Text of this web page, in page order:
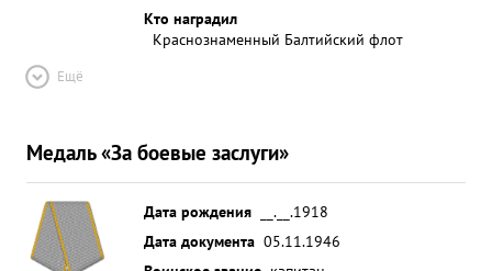
Кто наградил
Краснознаменный Балтийский флот
Ещё
Медаль «За боевые заслуги»
Дата рождения
__.__.1918
Дата документа 05.11.1946